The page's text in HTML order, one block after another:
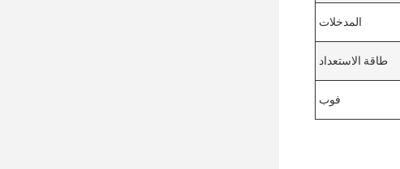
المدخلات
طاقة الاستعداد
فوب